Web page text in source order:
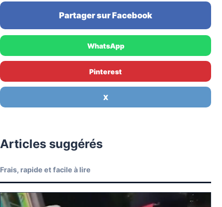
Partager sur Facebook
WhatsApp
Pinterest
X
Articles suggérés
Frais, rapide et facile à lire